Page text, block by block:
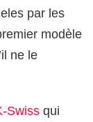
par les
modèle
ne le
Swiss qui